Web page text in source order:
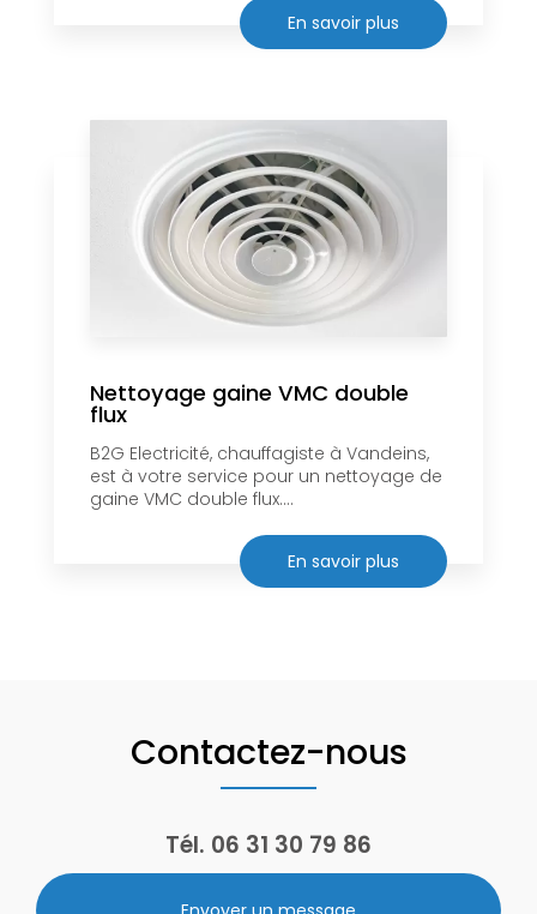
En savoir plus
Nettoyage gaine VMC double
flux
B2G Electricité, chauffagiste à Vandeins,
est à votre service pour un nettoyage de
gaine VMC double flux....
En savoir plus
Contactez-nous
Tél. 06 31 30 79 86